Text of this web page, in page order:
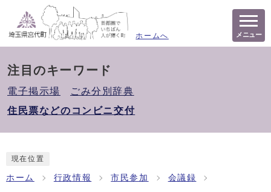
ホームへ メニュー
注目のキーワード
電子掲示場
ごみ分別辞典
住民票などのコンビニ交付
現在位置
ホーム 行政情報 市民参加 会議録